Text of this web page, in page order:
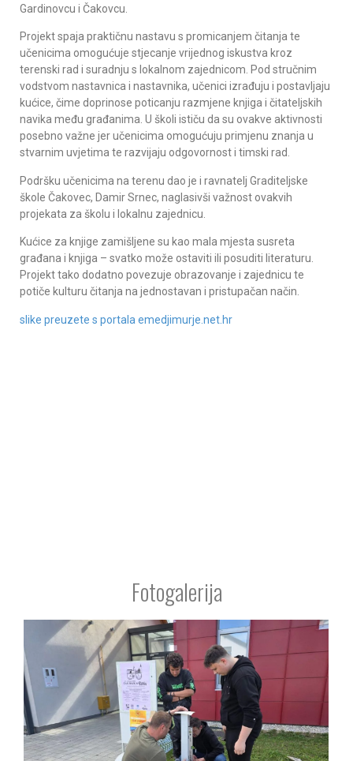
Gardinovcu i Čakovcu.
Projekt spaja praktičnu nastavu s promicanjem čitanja te
učenicima omogućuje stjecanje vrijednog iskustva kroz
terenski rad i suradnju s lokalnom zajednicom. Pod stručnim
vodstvom nastavnica i nastavnika, učenici izrađuju i postavljaju
kućice, čime doprinose poticanju razmjene knjiga i čitateljskih
navika među građanima. U školi ističu da su ovakve aktivnosti
posebno važne jer učenicima omogućuju primjenu znanja u
stvarnim uvjetima te razvijaju odgovornost i timski rad.
Podršku učenicima na terenu dao je i ravnatelj Graditeljske
škole Čakovec, Damir Srnec, naglasivši važnost ovakvih
projekata za školu i lokalnu zajednicu.
Kućice za knjige zamišljene su kao mala mjesta susreta
građana i knjiga – svatko može ostaviti ili posuditi literaturu.
Projekt tako dodatno povezuje obrazovanje i zajednicu te
potiče kulturu čitanja na jednostavan i pristupačan način.
slike preuzete s portala emedjimurje.net.hr
Fotogalerija